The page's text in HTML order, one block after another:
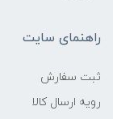
راهنمای سایت
ثبت سفارش
رویه ارسال کالا